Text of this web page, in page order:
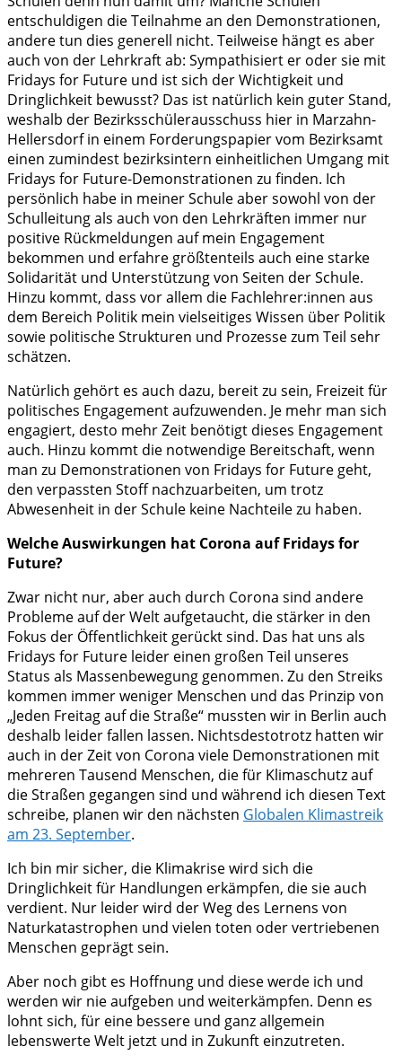
entschuldigen die Teilnahme an den Demonstrationen,
andere tun dies generell nicht. Teilweise hängt es aber
auch von der Lehrkraft ab: Sympathisiert er oder sie mit
Fridays for Future und ist sich der Wichtigkeit und
Dringlichkeit bewusst? Das ist natürlich kein guter Stand,
weshalb der Bezirksschülerausschuss hier in Marzahn-
Hellersdorf in einem Forderungspapier vom Bezirksamt
einen zumindest bezirksintern einheitlichen Umgang mit
Fridays for Future-Demonstrationen zu finden. Ich
persönlich habe in meiner Schule aber sowohl von der
Schulleitung als auch von den Lehrkräften immer nur
positive Rückmeldungen auf mein Engagement
bekommen und erfahre größtenteils auch eine starke
Solidarität und Unterstützung von Seiten der Schule.
Hinzu kommt, dass vor allem die Fachlehrer:innen aus
dem Bereich Politik mein vielseitiges Wissen über Politik
sowie politische Strukturen und Prozesse zum Teil sehr
schätzen.
Natürlich gehört es auch dazu, bereit zu sein, Freizeit für
politisches Engagement aufzuwenden. Je mehr man sich
engagiert, desto mehr Zeit benötigt dieses Engagement
auch. Hinzu kommt die notwendige Bereitschaft, wenn
man zu Demonstrationen von Fridays for Future geht,
den verpassten Stoff nachzuarbeiten, um trotz
Abwesenheit in der Schule keine Nachteile zu haben.
Welche Auswirkungen hat Corona auf Fridays for
Future?
Zwar nicht nur, aber auch durch Corona sind andere
Probleme auf der Welt aufgetaucht, die stärker in den
Fokus der Öffentlichkeit gerückt sind. Das hat uns als
Fridays for Future leider einen großen Teil unseres
Status als Massenbewegung genommen. Zu den Streiks
kommen immer weniger Menschen und das Prinzip von
„Jeden Freitag auf die Straße“ mussten wir in Berlin auch
deshalb leider fallen lassen. Nichtsdestotrotz hatten wir
auch in der Zeit von Corona viele Demonstrationen mit
mehreren Tausend Menschen, die für Klimaschutz auf
die Straßen gegangen sind und während ich diesen Text
schreibe, planen wir den nächsten Globalen Klimastreik
am 23. September.
Ich bin mir sicher, die Klimakrise wird sich die
Dringlichkeit für Handlungen erkämpfen, die sie auch
verdient. Nur leider wird der Weg des Lernens von
Naturkatastrophen und vielen toten oder vertriebenen
Menschen geprägt sein.
Aber noch gibt es Hoffnung und diese werde ich und
werden wir nie aufgeben und weiterkämpfen. Denn es
lohnt sich, für eine bessere und ganz allgemein
lebenswerte Welt jetzt und in Zukunft einzutreten.